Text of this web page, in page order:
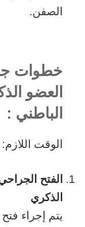
الصفن.
خطوات
العضو
الباطني :
الوقت اللازم:
الفتح
الذكري
يتم إجراء